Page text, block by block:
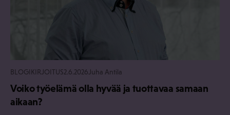
BLOGIKIRJOITUS2.6.2026 Juha Antila
Voiko työelämä olla hyvää ja tuottavaa samaan
aikaan?